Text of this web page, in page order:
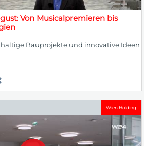
Von Musicalpremieren bis
Bauprojekte und innovative Ideen
Wien Holding